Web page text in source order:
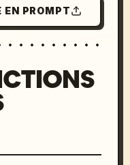
EN PROMPT